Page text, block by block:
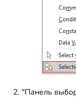
"Панель